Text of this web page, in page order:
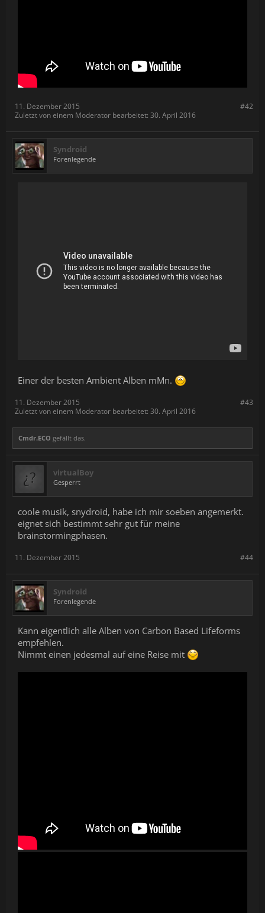
#42
11. Dezember 2015
Zuletzt von einem Moderator bearbeitet: 30. April 2016
Syndroid
Forenlegende
Einer der besten Ambient Alben mMn.
#43
11. Dezember 2015
Zuletzt von einem Moderator bearbeitet: 30. April 2016
Cmdr.ECO gefällt das.
virtualBoy
Gesperrt
coole musik, snydroid, habe ich mir soeben angemerkt.
eignet sich bestimmt sehr gut für meine
brainstormingphasen.
#44
11. Dezember 2015
Syndroid
Forenlegende
Kann eigentlich alle Alben von Carbon Based Lifeforms
empfehlen.
Nimmt einen jedesmal auf eine Reise mit